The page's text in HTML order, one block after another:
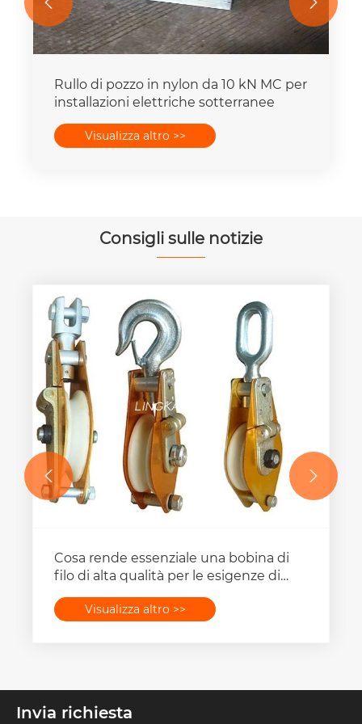
Rullo di pozzo in nylon da 10 kN MC per
installazioni elettriche sotterranee
Visualizza altro >>
Consigli sulle notizie
Cosa rende essenziale una bobina di
filo di alta qualità per le esigenze di
Visualizza altro >>
 
Invia richiesta